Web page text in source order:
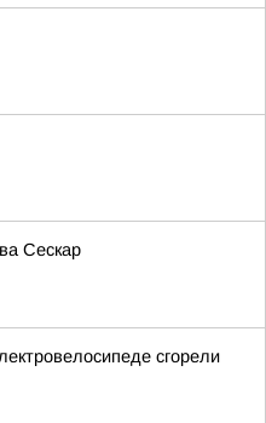
Сескар
сгорели